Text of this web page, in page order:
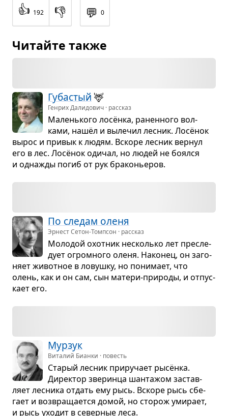
👍 192 👎 💬 0
Читайте также
Губа­стый 🦌
Генрих Далидович · рассказ
Малень­кого лосёнка, ранен­ного вол­
ками, нашёл и выле­чил лес­ник. Лосёнок
вырос и при­вык к людям. Вскоре лес­ник вер­нул
его в лес. Лосёнок оди­чал, но людей не боялся
и одна­жды погиб от рук бра­ко­нье­ров.
По сле­дам оленя
Эрнест Сетон-Томпсон · рассказ
Моло­дой охот­ник несколько лет пре­сле­
дует огром­ного оленя. Нако­нец, он заго­
няет живот­ное в ловушку, но пони­мает, что
олень, как и он сам, сын матери-при­роды, и отпус­
кает его.
Мур­зук
Виталий Бианки · повесть
Ста­рый лес­ник при­ру­чает рысёнка.
Дирек­тор зве­ринца шан­та­жом застав­
ляет лес­ника отдать ему рысь. Вскоре рысь сбе­
гает и воз­вра­ща­ется домой, но сто­рож уми­рает,
и рысь ухо­дит в север­ные леса.